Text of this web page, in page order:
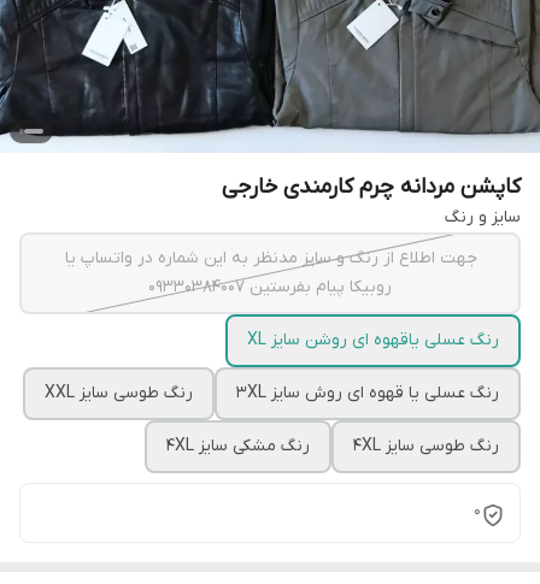
کاپشن مردانه چرم کارمندی خارجی
سایز و رنگ
جهت اطلاع از رنگ و سایز مدنظر به این شماره در واتساپ یا
روبیکا پیام بفرستین 09330384007
رنگ عسلی یاقهوه ای روشن سایز XL
رنگ عسلی یا قهوه ای روش سایز 3XL رنگ طوسی سایز XXL
رنگ طوسی سایز 4XL رنگ مشکی سایز 4XL
0